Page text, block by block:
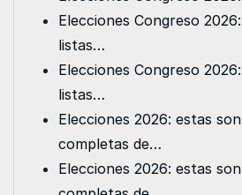
o
k
r
I
p
g
r
Elecciones Congreso
listas…
Elecciones Congreso
listas…
Elecciones 2026: estas
completas de…
Elecciones 2026: estas